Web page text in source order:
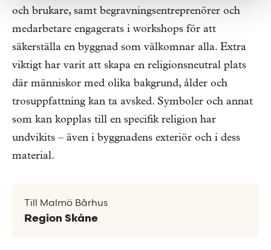
och brukare, samt begravningsentreprenörer och
medarbetare engagerats i workshops för att
säkerställa en byggnad som välkomnar alla. Extra
viktigt har varit att skapa en religionsneutral plats
där människor med olika bakgrund, ålder och
trosuppfattning kan ta avsked. Symboler och annat
som kan kopplas till en specifik religion har
undvikits – även i byggnadens exteriör och i dess
material.
Till Malmö Bårhus
Region Skåne